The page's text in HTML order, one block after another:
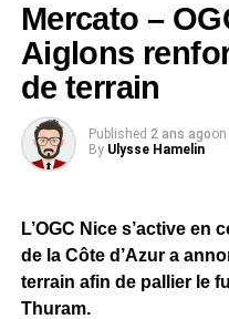
Mercato –
Aiglons
de terrain
Published 2 ans agoon
By Ulysse Hamelin
L’OGC Nice s’active
de la Côte d’Azur a
terrain afin de pallier le
Thuram.